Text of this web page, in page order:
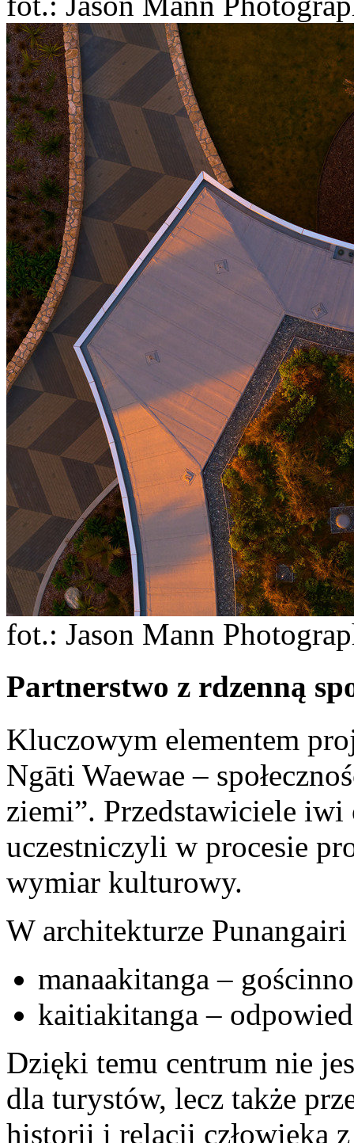
fot.: Jason Mann
Partnerstwo z rdzenną
Kluczowym elementem
Ngāti Waewae –
ziemi”. Przedstawiciele iwi
uczestniczyli w procesie
wymiar kulturowy.
W architekturze
manaakitanga –
kaitiakitanga –
Dzięki temu centrum nie
dla turystów, lecz także
historii i relacji człowieka